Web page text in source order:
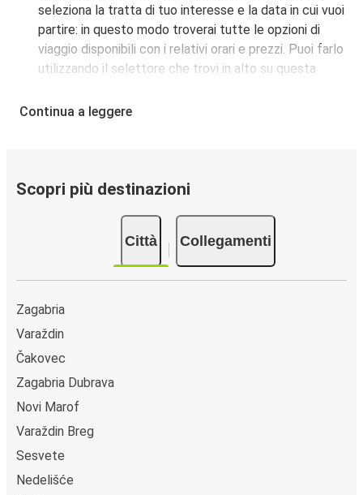
seleziona la tratta di tuo interesse e la data in cui vuoi
partire: in questo modo troverai tutte le opzioni di
viaggio disponibili con i relativi orari e prezzi. Puoi farlo
utilizzando il selettore che trovi in alto su questa
interattiva.
Città collegate a Hrastje:
Continua a leggere
Scopri più destinazioni
Città Collegamenti
Zagabria
Varaždin
Čakovec
Zagabria Dubrava
Novi Marof
Varaždin Breg
Sesvete
Nedelišće